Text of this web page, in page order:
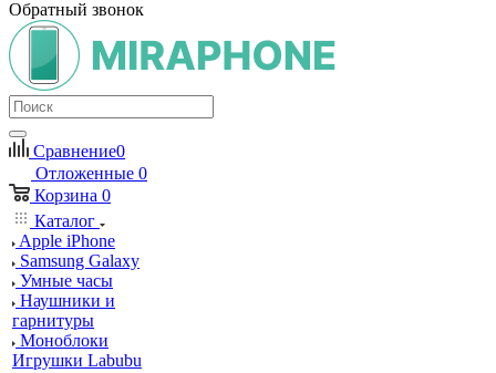
Обратный звонок
Сравнение0
Отложенные 0
Корзина 0
Каталог
Apple iPhone
Samsung Galaxy
Умные часы
Наушники и
гарнитуры
Моноблоки
Игрушки Labubu